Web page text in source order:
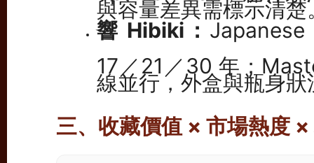
響 Hibiki： Japanese
17／21／30 年；
線並行，外盒與瓶身狀
三、收藏價值 × 市場熱度